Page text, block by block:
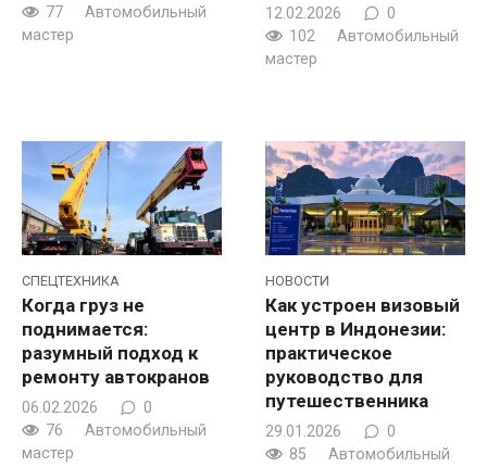
77
Автомобильный
мастер
12.02.2026
0
102
Автомобильный
мастер
СПЕЦТЕХНИКА
Когда груз не
поднимается:
разумный подход к
ремонту автокранов
06.02.2026
0
76
Автомобильный
мастер
НОВОСТИ
Как устроен визовый
центр в Индонезии:
практическое
руководство для
путешественника
29.01.2026
0
85
Автомобильный